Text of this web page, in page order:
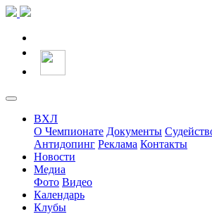
ВХЛ
О Чемпионате Документы
Антидопинг Реклама Контакты
Новости
Медиа
Фото Видео
Календарь
Клубы